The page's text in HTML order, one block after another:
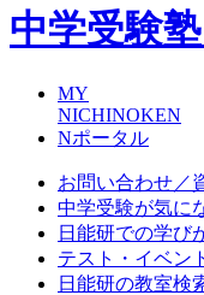
MY
NICHINOKEN
Nポータル
お問い合わせ／
中学受験が気に
日能研での学び
テスト・イベン
日能研の教室検